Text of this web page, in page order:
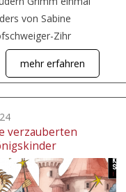
von Sabine
Zihr
mehr erfahren
verzauberten